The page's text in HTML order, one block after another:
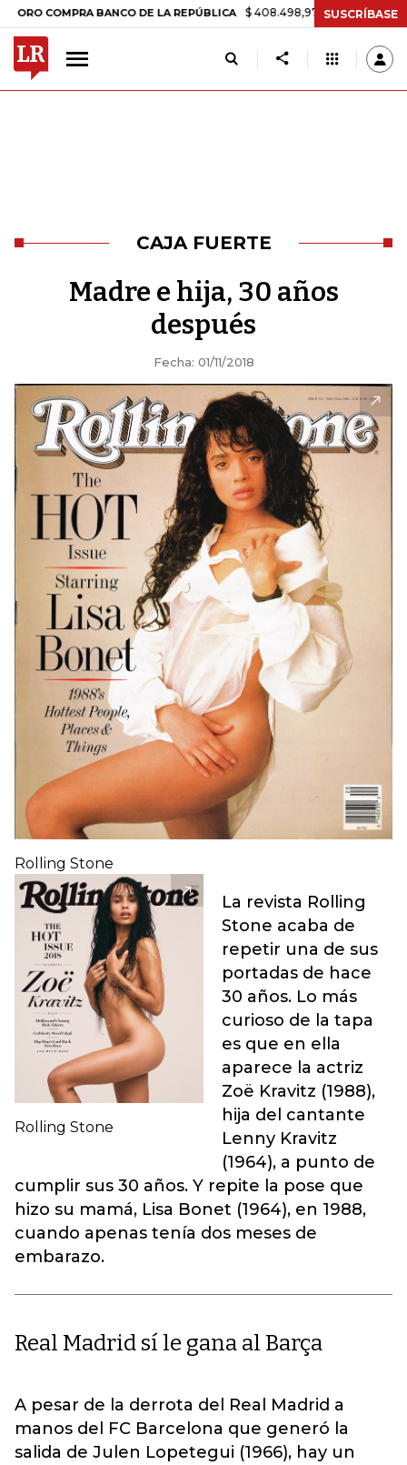
BANCO DE LA REPÚBLICA $ 408.498,97 +$ 8.753,81 +2,19%
SUSCRÍBASE
CAJA FUERTE
Madre e hija, 30 años
después
Fecha: 01/11/2018
Rolling Stone
Rolling Stone
La revista Rolling
Stone acaba de
repetir una de sus
portadas de hace
30 años. Lo más
curioso de la tapa
es que en ella
aparece la actriz
Zoë Kravitz (1988),
hija del cantante
Lenny Kravitz
(1964), a punto de
cumplir sus 30 años. Y repite la pose que
hizo su mamá, Lisa Bonet (1964), en 1988,
cuando apenas tenía dos meses de
embarazo.
Real Madrid sí le gana al Barça
A pesar de la derrota del Real Madrid a
manos del FC Barcelona que generó la
salida de Julen Lopetegui (1966), hay un